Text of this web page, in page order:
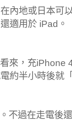
內地或日本可
適用於 iPad。
來，充iPhone
約半小時後就
不過在走電後